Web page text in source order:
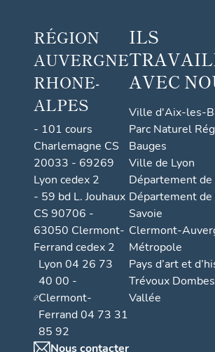
RÉGION
AUVERGNE
RHONE-
ALPES
- 101 cours
Charlemagne CS
20033 - 69269
Lyon cedex 2
- 59 bd L. Jouhaux
CS 90706 -
63050 Clermont-
Ferrand cedex 2
Lyon 04 26 73
40 00 -
Clermont-
Ferrand 04 73 31
85 92
Nous contacter
ILS
AVEC
Ville d'Aix-les-
Parc Naturel
Bauges
Ville de Lyon
Département de
Département
Savoie
Clermont-
Métropole
Pays d’art et
Trévoux
Vallée